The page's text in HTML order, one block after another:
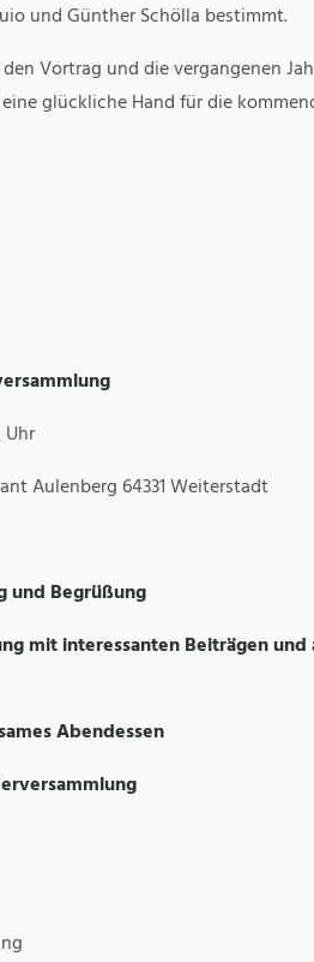
und Günther Schölla bestimmt.
Vortrag und die vergangenen
glückliche Hand für die
Uhr
Aulenberg 64331 Weiterstadt
Begrüßung
mitinteressantenBeiträgenund
Abendessen